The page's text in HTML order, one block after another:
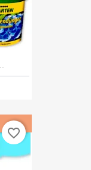
favorite_border